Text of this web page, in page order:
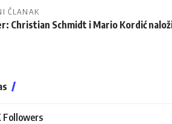
ČLANAK
Christian Schmidt i Mario Kordić
Followers